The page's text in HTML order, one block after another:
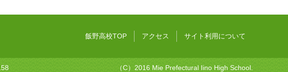
飯野高校TOP アクセス サイト利用について
（C）2016 Mie Prefectural Iino High School.